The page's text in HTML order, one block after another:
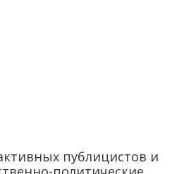
публицистов и